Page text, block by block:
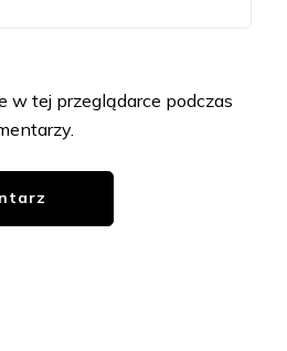
w tej przeglądarce podczas